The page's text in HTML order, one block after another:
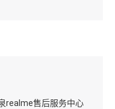
realme售后服务中心